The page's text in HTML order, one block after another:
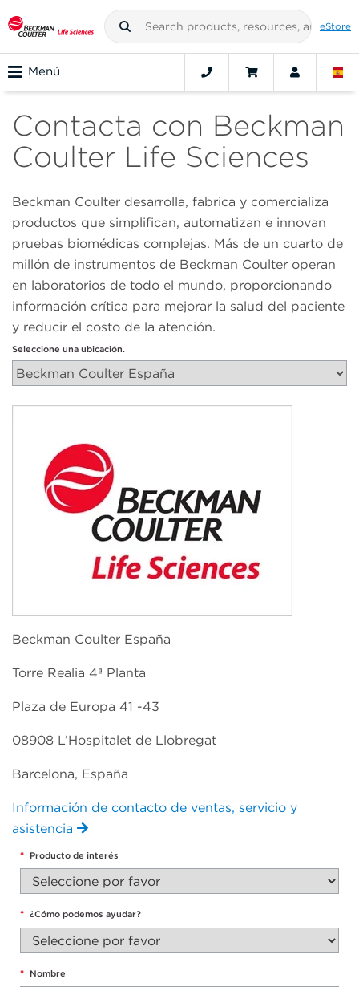
eStore
Menú
Contacta con Beckman
Coulter Life Sciences
Beckman Coulter desarrolla, fabrica y comercializa
productos que simplifican, automatizan e innovan
pruebas biomédicas complejas. Más de un cuarto de
millón de instrumentos de Beckman Coulter operan
en laboratorios de todo el mundo, proporcionando
información crítica para mejorar la salud del paciente
y reducir el costo de la atención.
Seleccione una ubicación.
Beckman Coulter España
Torre Realia 4ª Planta
Plaza de Europa 41 -43
08908 L’Hospitalet de Llobregat
Barcelona, España
Información de contacto de ventas, servicio y
asistencia
* Producto de interés
* ¿Cómo podemos ayudar?
* Nombre